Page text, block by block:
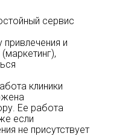
сервис
и
клиники
Ее работа
если
не присутствует